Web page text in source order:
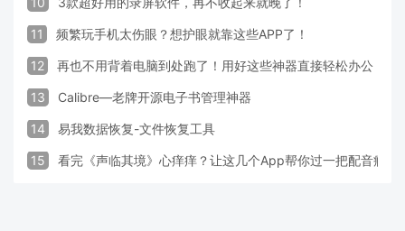
11 频繁玩手机太伤眼？想护眼就靠这些APP了！
12 再也不用背着电脑到处跑了！用好这些神器直接轻松办公
13 Calibre—老牌开源电子书管理神器
14 易我数据恢复-文件恢复工具
15 看完《声临其境》心痒痒？让这几个App帮你过一把配音瘾